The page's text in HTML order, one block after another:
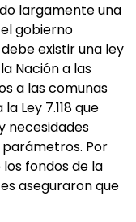
largamente una
gobierno
existir una ley
Nación a las
a las comunas
Ley 7.118 que
necesidades
Por
fondos de la
aseguraron que